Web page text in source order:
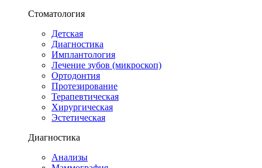
Стоматология
Детская
Диагностика
Имплантология
Лечение зубов (микроскоп)
Ортодонтия
Протезирование
Терапевтическая
Хирургическая
Эстетическая
Диагностика
Анализы